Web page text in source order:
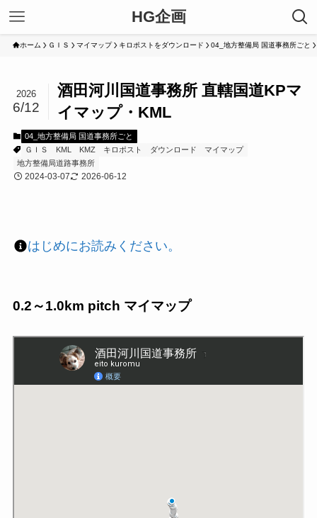
HG企画
ホーム ＧＩＳ マイマップ キロポストをダウンロード 04_地方整備局 国道事務所ごと
酒田河川国道事務所 直轄国道KPマ
イマップ・KML
2026
6/12
04_地方整備局 国道事務所ごと
ＧＩＳ
KML KMZ キロポスト ダウンロード
マイマップ
地方整備局道路事務所
2024-03-07 2026-06-12
はじめにお読みください。
0.2～1.0km pitch マイマップ